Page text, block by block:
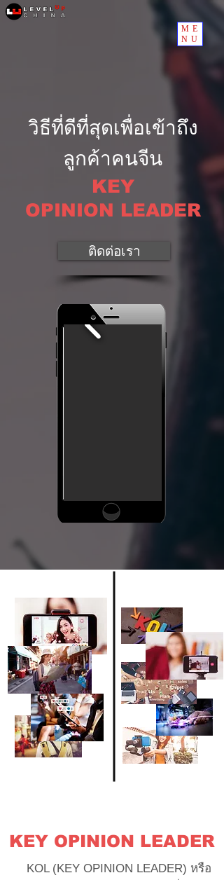
ME
NU
วิธีที่ดีที่สุดเพื่อเข้าถึง
ลูกค้าคนจีน
KEY
OPINION LEADER
ติดต่อเรา
KEY OPINION LEADER
KOL (KEY OPINION LEADER) หรือ